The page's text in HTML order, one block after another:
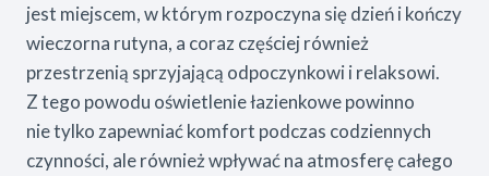
jest miejscem, w którym rozpoczyna się dzień i kończy
wieczorna rutyna, a coraz częściej również
przestrzenią sprzyjającą odpoczynkowi i relaksowi.
Z tego powodu oświetlenie łazienkowe powinno
nie tylko zapewniać komfort podczas codziennych
czynności, ale również wpływać na atmosferę całego